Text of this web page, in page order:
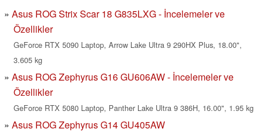
Asus ROG Strix Scar 18 G835LXG - İncelemeler ve
Özellikler
GeForce RTX 5090 Laptop, Arrow Lake Ultra 9 290HX Plus, 18.00",
3.605 kg
Asus ROG Zephyrus G16 GU606AW - İncelemeler ve
Özellikler
GeForce RTX 5080 Laptop, Panther Lake Ultra 9 386H, 16.00", 1.95 kg
Asus ROG Zephyrus G14 GU405AW